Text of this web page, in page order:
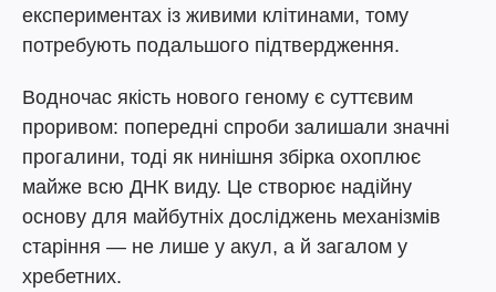
експериментах із живими клітинами, тому
потребують подальшого підтвердження.
Водночас якість нового геному є суттєвим
проривом: попередні спроби залишали значні
прогалини, тоді як нинішня збірка охоплює
майже всю ДНК виду. Це створює надійну
основу для майбутніх досліджень механізмів
старіння — не лише у акул, а й загалом у
хребетних.